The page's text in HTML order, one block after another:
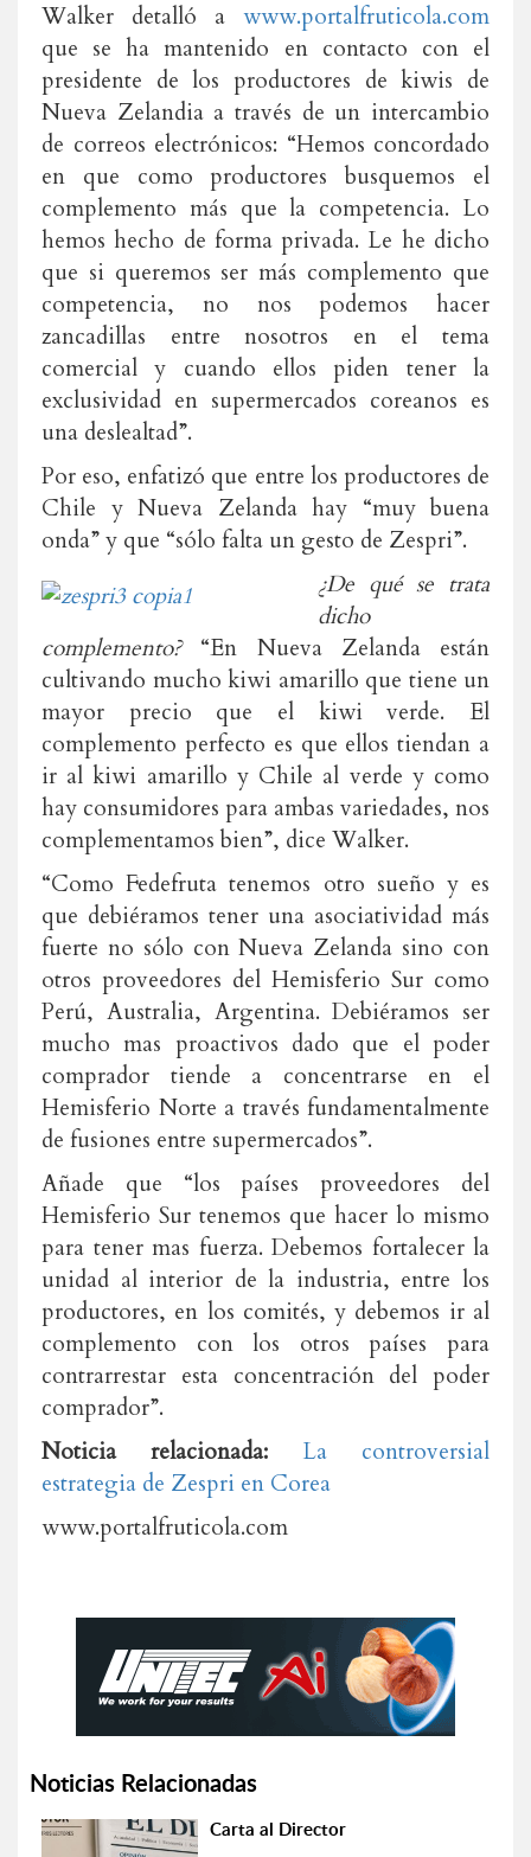
Walker detalló a www.portalfruticola.com
que se ha mantenido en contacto con el
presidente de los productores de kiwis de
Nueva Zelandia a través de un intercambio
de correos electrónicos: “Hemos concordado
en que como productores busquemos el
complemento más que la competencia. Lo
hemos hecho de forma privada. Le he dicho
que si queremos ser más complemento que
competencia, no nos podemos hacer
zancadillas entre nosotros en el tema
comercial y cuando ellos piden tener la
exclusividad en supermercados coreanos es
una deslealtad”.
Por eso, enfatizó que entre los productores de
Chile y Nueva Zelanda hay “muy buena
onda” y que “sólo falta un gesto de Zespri”.
¿De qué se trata
dicho
complemento? “En Nueva Zelanda están
cultivando mucho kiwi amarillo que tiene un
mayor precio que el kiwi verde. El
complemento perfecto es que ellos tiendan a
ir al kiwi amarillo y Chile al verde y como
hay consumidores para ambas variedades, nos
complementamos bien”, dice Walker.
“Como Fedefruta tenemos otro sueño y es
que debiéramos tener una asociatividad más
fuerte no sólo con Nueva Zelanda sino con
otros proveedores del Hemisferio Sur como
Perú, Australia, Argentina. Debiéramos ser
mucho mas proactivos dado que el poder
comprador tiende a concentrarse en el
Hemisferio Norte a través fundamentalmente
de fusiones entre supermercados”.
Añade que “los países proveedores del
Hemisferio Sur tenemos que hacer lo mismo
para tener mas fuerza. Debemos fortalecer la
unidad al interior de la industria, entre los
productores, en los comités, y debemos ir al
complemento con los otros países para
contrarrestar esta concentración del poder
comprador”.
Noticia relacionada:
La controversial
estrategia de Zespri en Corea
www.portalfruticola.com
Noticias Relacionadas
Carta al Director